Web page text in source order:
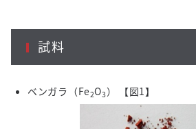
試料
ベンガラ（Fe2O3） 【図1】